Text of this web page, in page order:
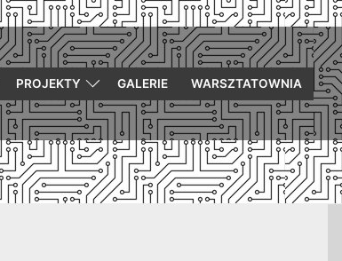
PROJEKTY GALERIE WARSZTATOWNIA